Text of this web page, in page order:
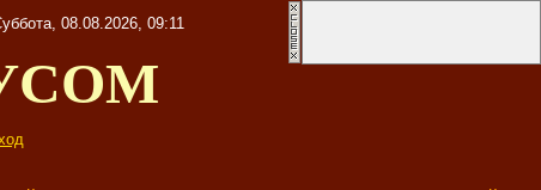
08.08.2026, 09:11